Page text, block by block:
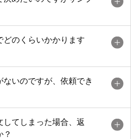
どのくらいかかります
いのですが、依頼でき
てしまった場合、返
？